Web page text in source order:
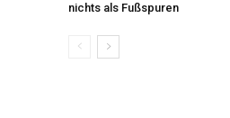
nichts als Fußspuren